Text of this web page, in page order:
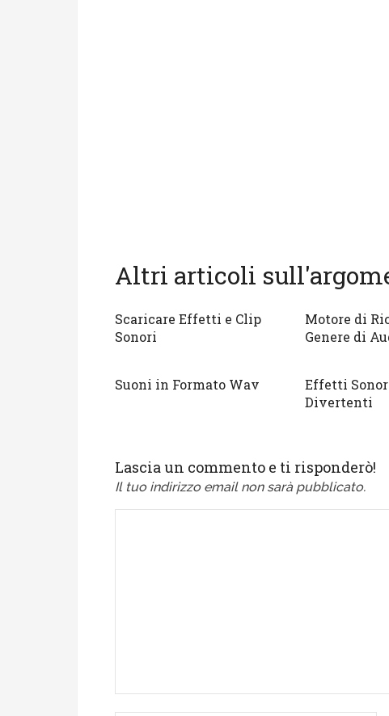
Altri articoli
Scaricare Effetti e Clip
Sonori
Motore di
Genere di
Suoni in Formato Wav
Effetti
Divertenti
Lascia un commento e ti risponderò!
Il tuo indirizzo email non sarà pubblicato.